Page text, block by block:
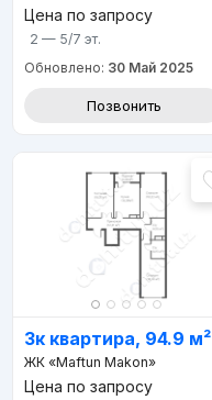
Цена по запросу
2 — 5/7 эт.
Обновлено: 30 Май 2025
Позвонить
3к квартира, 94.9 м²
ЖК «Maftun Makon»
Цена по запросу